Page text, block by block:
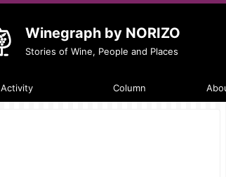
Winegraph by NORIZO
Stories of Wine, People and Places
Activity Column